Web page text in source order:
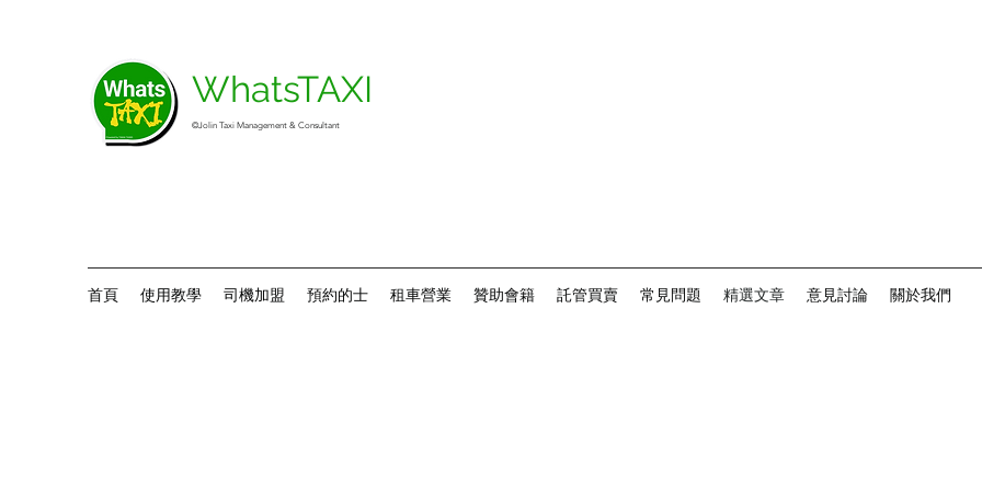
WhatsTAXI
©Jolin Taxi Management & Consultant
首頁 使用教學 司機加盟 預約的士 租車營業 贊助會籍 託管買賣 常見問題 精選文章 意見討論 關於我們